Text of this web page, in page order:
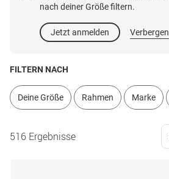
nach deiner Größe filtern.
Jetzt anmelden Verbergen
FILTERN NACH
Deine Größe Rahmen Marke
516 Ergebnisse